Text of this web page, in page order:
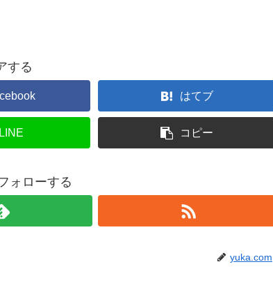
する
はてブ
LINE コピー
ォローする
yuka.com